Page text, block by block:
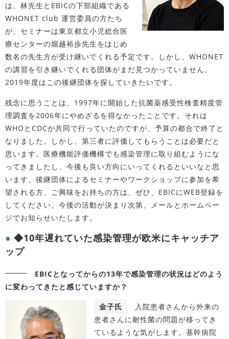
は、林先生とEBICの下部組織である
WHONET club 運営委員の方たち
が、セミナーは東京都立小児総合医
療センターの堀越裕歩先生をはじめ
数名の先生方が受け継いでくれる予定です。しかし、WHONET
の講習を引き継いでくれる団体がまだ見つかっていません。
2019年度はこの後継団体を探していきたいです。
残念に思うことは、1997年に開始した抗菌薬感受性検査精度管
理調査を2006年にやめざるを得なかったことです。それは
WHOとCDCが共同で行っていたのですが、予算の都合で終了と
なりました。しかし、第三者に評価してもらうことは必要だと
思います。医療機能評価機構でも感染管理に取り組むようにな
ってきましたし、今後も良い方向にいってくれるといいなと思
います。後継団体によるセミナーやワークショップに参加を希
望される方、ご興味をお持ちの方は、ぜひ、EBICにWEB登録を
してください。今後の活動が決まり次第、メールとホームペー
ジでお知らせいたします。
◆10年遅れていた感染管理が欧米にキャッチア
ップ
EBICとなってからの13年で感染管理の状況はどのよう
に変わってきたと感じていますか？
金子氏
入院患者さんから外来の
患者さんに耐性菌の問題が移ってき
ているような気がします。基幹病院